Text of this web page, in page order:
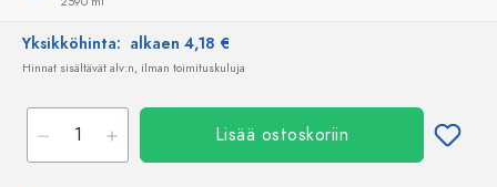
Yksikköhinta: alkaen 4,18 €
Hinnat sisältävät alv:n, ilman toimituskuluja
Lisää ostoskoriin